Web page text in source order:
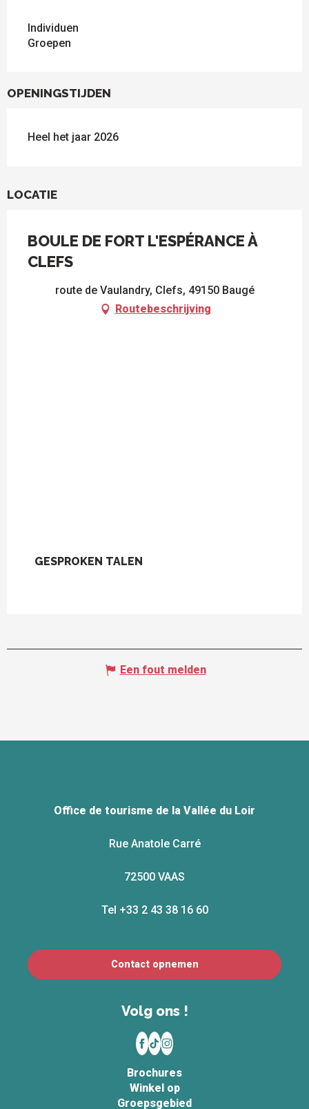
Individuen
Groepen
OPENINGSTIJDEN
Heel het jaar 2026
LOCATIE
BOULE DE FORT L'ESPÉRANCE À
CLEFS
route de Vaulandry, Clefs, 49150 Baugé
Routebeschrijving
GESPROKEN TALEN
GESPROKEN TALEN
Een fout melden
Office de tourisme de la Vallée du Loir
Rue Anatole Carré
72500 VAAS
Tel +33 2 43 38 16 60
Contact opnemen
Volg ons !
Brochures
Winkel op
Groepsgebied